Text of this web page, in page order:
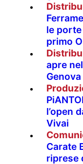
le
primo
apre
Genova
l’open
Vivai
Carate
riprese